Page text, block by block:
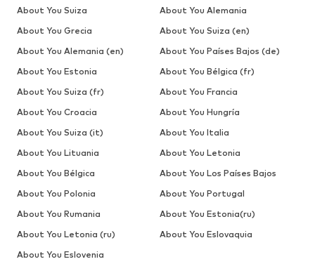
About You Suiza
About You Alemania
About You Grecia
About You Suiza (en)
About You Alemania (en)
About You Países Bajos (de)
About You Estonia
About You Bélgica (fr)
About You Suiza (fr)
About You Francia
About You Croacia
About You Hungría
About You Suiza (it)
About You Italia
About You Lituania
About You Letonia
About You Bélgica
About You Los Países Bajos
About You Polonia
About You Portugal
About You Rumania
About You Estonia(ru)
About You Letonia (ru)
About You Eslovaquia
About You Eslovenia